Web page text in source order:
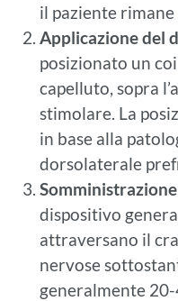
il paziente
Applicazione del
posizionato un
capelluto, sopra
stimolare. La
in base alla
dorsolaterale
dispositivo
attraversano il
nervose
generalmente